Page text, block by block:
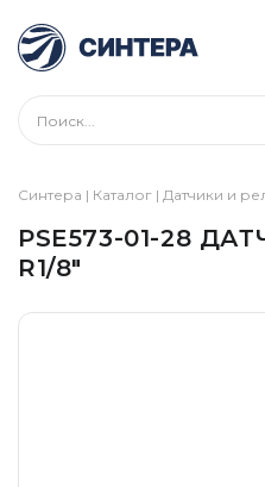
Синтера | Каталог | Датчики и
PSE573-01-28
R1/8″